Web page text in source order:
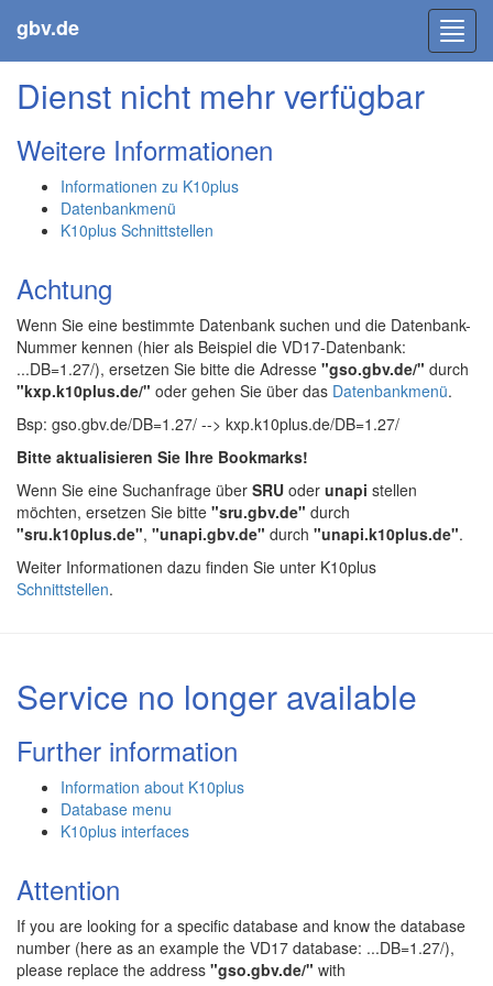
gbv.de
Dienst nicht mehr verfügbar
Weitere Informationen
Informationen zu K10plus
Datenbankmenü
K10plus Schnittstellen
Achtung
Wenn Sie eine bestimmte Datenbank suchen und die Datenbank-
Nummer kennen (hier als Beispiel die VD17-Datenbank:
...DB=1.27/), ersetzen Sie bitte die Adresse "gso.gbv.de/" durch
"kxp.k10plus.de/" oder gehen Sie über das Datenbankmenü.
Bsp: gso.gbv.de/DB=1.27/ --> kxp.k10plus.de/DB=1.27/
Bitte aktualisieren Sie Ihre Bookmarks!
Wenn Sie eine Suchanfrage über SRU oder unapi stellen
möchten, ersetzen Sie bitte "sru.gbv.de" durch
"sru.k10plus.de", "unapi.gbv.de" durch "unapi.k10plus.de".
Weiter Informationen dazu finden Sie unter K10plus
Schnittstellen.
Service no longer available
Further information
Information about K10plus
Database menu
K10plus interfaces
Attention
If you are looking for a specific database and know the database
number (here as an example the VD17 database: ...DB=1.27/),
please replace the address "gso.gbv.de/" with